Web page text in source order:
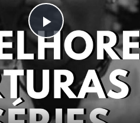
Play
Video